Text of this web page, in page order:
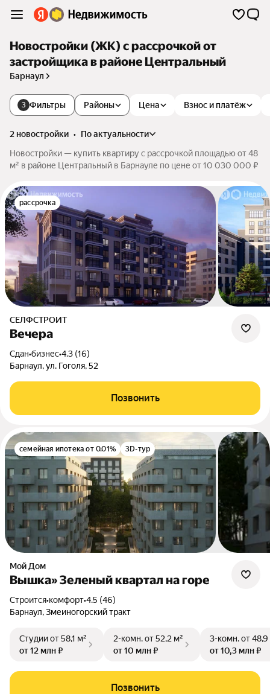
Новостройки (ЖК) с рассрочкой от
застройщика в районе Центральный
Барнаул
3 Фильтры Цена Взнос и платёж
Районы
2 новостройки •
по актуальности
Новостройки — купить квартиру с рассрочкой площадью от 48
м² в районе Центральный в Барнауле по цене от 10 030 000 ₽
рассрочка
СЕЛФСТРОИТ
Вечера
Сдан•бизнес•4.3 (16)
Барнаул, ул. Гоголя, 52
Позвонить
семейная ипотека от 0.01% 3D-тур
Мой Дом
Вышка» Зеленый квартал на горе
Строится•комфорт•4.5 (46)
Барнаул, Змеиногорский тракт
Студииот 58,1 м²
от 12 млн ₽
2-комн.от 52,2 м²
от 10 млн ₽
3-комн.от 48,9
от 10,3 млн ₽
Позвонить